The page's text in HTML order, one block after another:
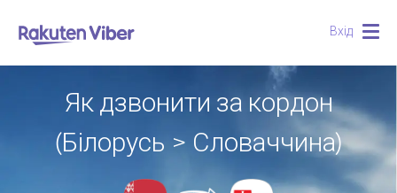
Вхід
Як дзвонити за кордон
(Білорусь > Словаччина)